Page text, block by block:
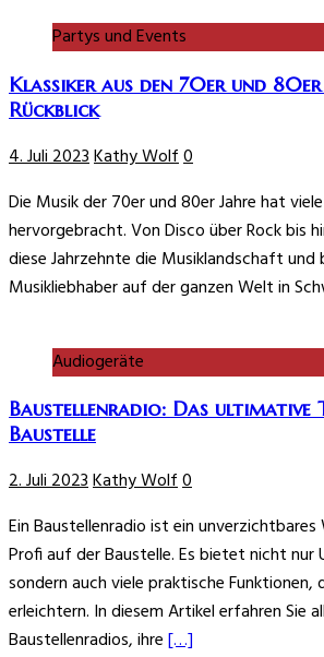
Partys und Events
Klassiker aus den 70er und 80er
Rückblick
4. Juli 2023Kathy Wolf0
Die Musik der 70er und 80er Jahre hat
hervorgebracht. Von Disco über Rock bis
diese Jahrzehnte die Musiklandschaft und
Musikliebhaber auf der ganzen Welt in
Audiogeräte
Baustellenradio: Das ultimative
Baustelle
2. Juli 2023Kathy Wolf0
Ein Baustellenradio ist ein
Profi auf der Baustelle. Es bietet nicht nur
sondern auch viele praktische
erleichtern. In diesem Artikel erfahren Sie
Baustellenradios, ihre[…]